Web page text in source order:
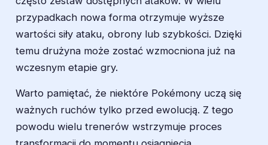
przypadkach nowa forma otrzymuje wyższe
wartości siły ataku, obrony lub szybkości. Dzięki
temu drużyna może zostać wzmocniona już na
wczesnym etapie gry.
Warto pamiętać, że niektóre Pokémony uczą się
ważnych ruchów tylko przed ewolucją. Z tego
powodu wielu trenerów wstrzymuje proces